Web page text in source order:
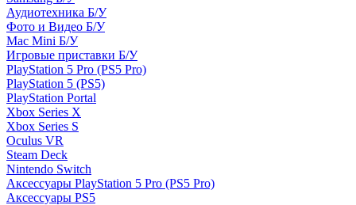
Аудиотехника Б/У
Фото и Видео Б/У
Mac Mini Б/У
Игровые приставки Б/У
PlayStation 5 Pro (PS5 Pro)
PlayStation 5 (PS5)
PlayStation Portal
Xbox Series X
Xbox Series S
Oculus VR
Steam Deck
Nintendo Switch
Аксессуары PlayStation 5 Pro (PS5 Pro)
Аксессуары PS5